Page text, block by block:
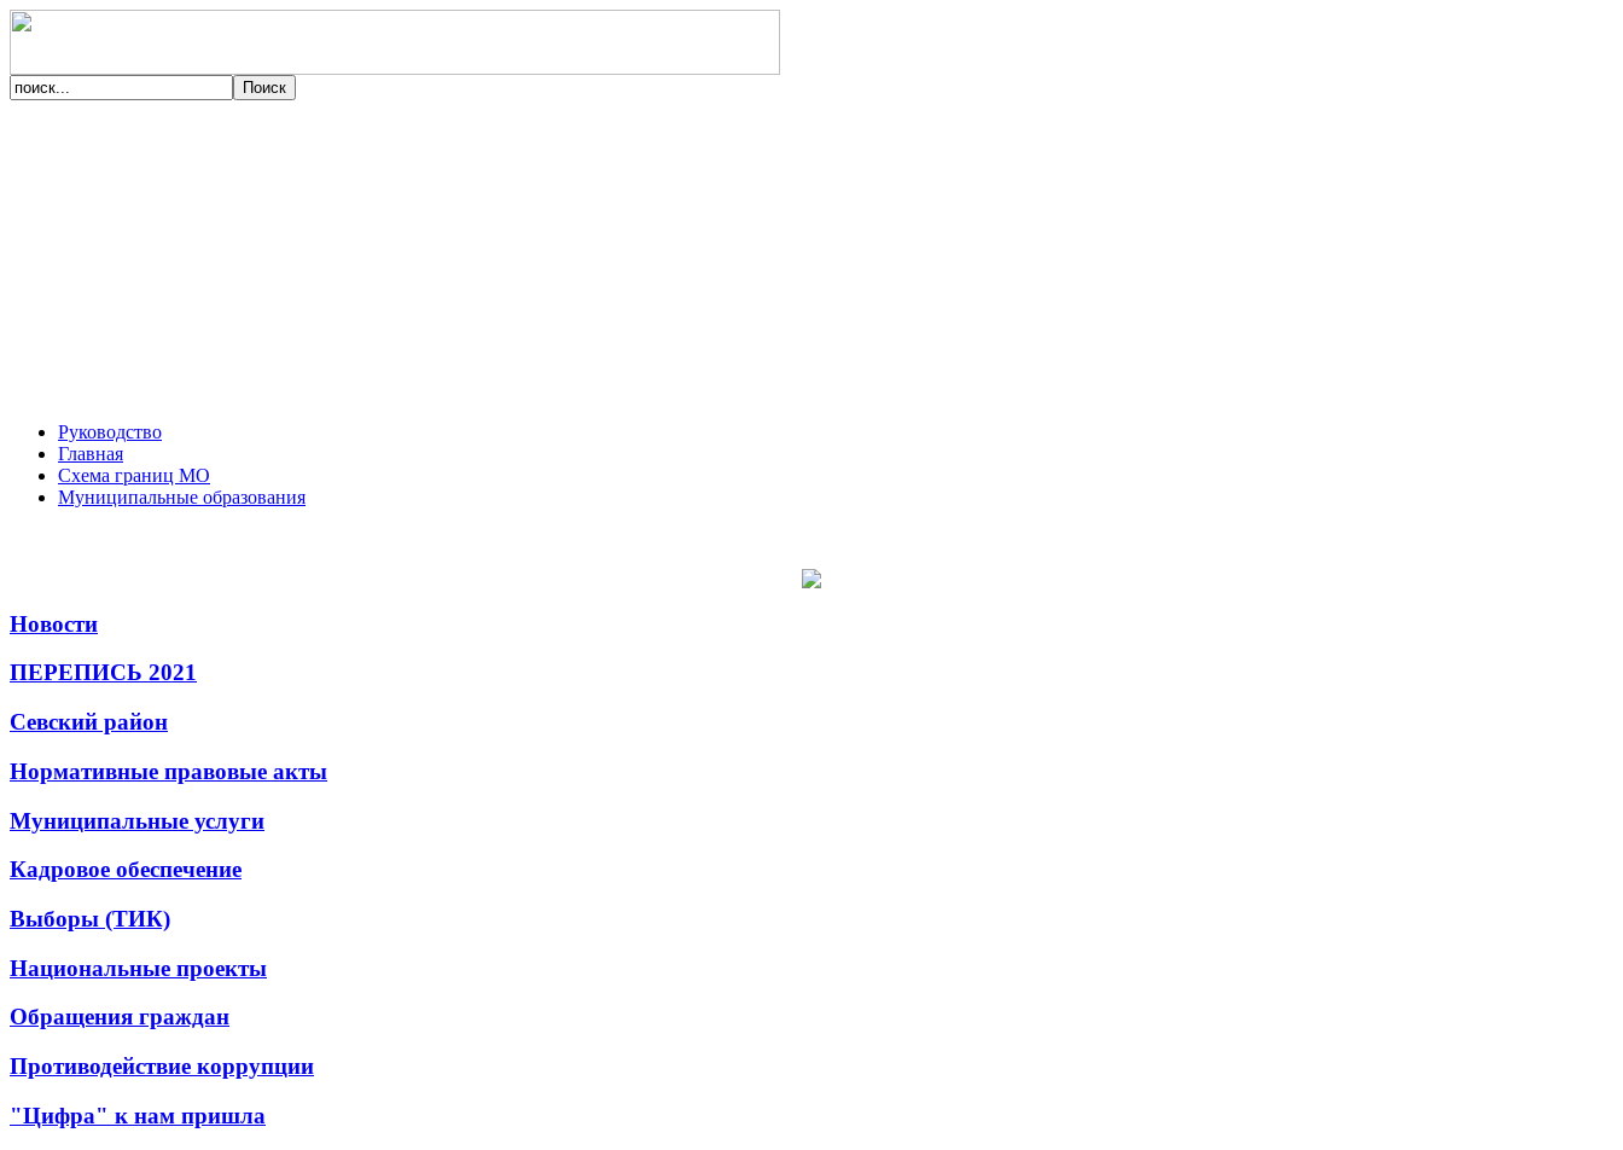
Руководство
Главная
Схема границ МО
Муниципальные образования
Новости
ПЕРЕПИСЬ 2021
Севский район
Нормативные правовые акты
Муниципальные услуги
Кадровое обеспечение
Выборы (ТИК)
Национальные проекты
Обращения граждан
Противодействие коррупции
"Цифра" к нам пришла